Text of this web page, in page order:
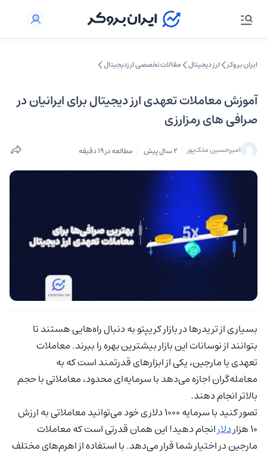
ایران بروکر ارز دیجیتال مقالات تخصصی ارزدیجیتال
آموزش معاملات تعهدی ارز دیجیتال برای ایرانیان در
صرافی های رمزارزی
امیرحسین ملک‌پور 2 سال پیش مطالعه در 19 دقیقه
بسیاری از تریدرها در بازار کریپتو به دنبال راه‌هایی هستند تا
بتوانند از نوسانات این بازار بیشترین بهره را ببرند. معاملات
تعهدی یا مارجین، یکی از ابزارهای قدرتمند است که به
معامله‌گران اجازه می‌دهد با سرمایه‌ای محدود، معاملاتی با حجم
بالاتر انجام دهند.
تصور کنید با سرمایه 1000 دلاری خود می‌توانید معاملاتی به ارزش
10 هزار
دلارانجام دهید! این همان قدرتی است که معاملات
مارجین در اختیار شما قرار می‌دهد. با استفاده از اهرم‌های مختلف